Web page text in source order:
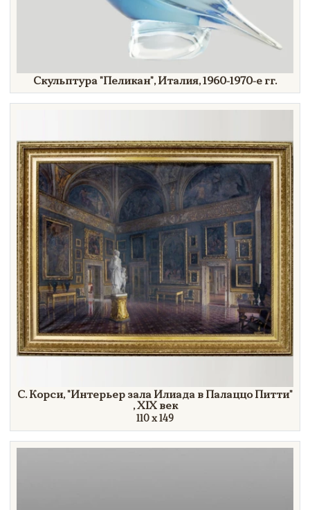
Скульптура"Пеликан", Италия,1960-1970-е гг.
С. Корси,"Интерьер зала Илиада в ПалаццоПитти"
,XIX век
110 х 149